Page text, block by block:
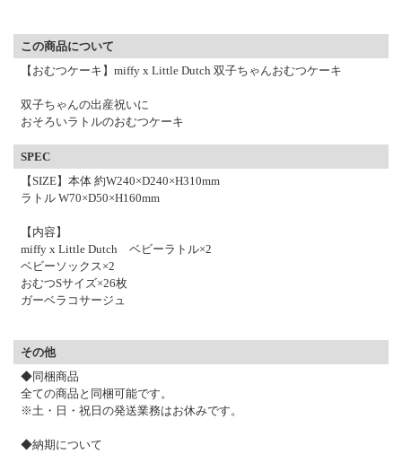
この商品について
【おむつケーキ】miffy x Little Dutch 双子ちゃんおむつケーキ
双子ちゃんの出産祝いに
おそろいラトルのおむつケーキ
SPEC
【SIZE】本体 約W240×D240×H310mm
ラトル W70×D50×H160mm
【内容】
miffy x Little Dutch ベビーラトル×2
ベビーソックス×2
おむつSサイズ×26枚
ガーベラコサージュ
その他
◆同梱商品
全ての商品と同梱可能です。
※土・日・祝日の発送業務はお休みです。
◆納期について